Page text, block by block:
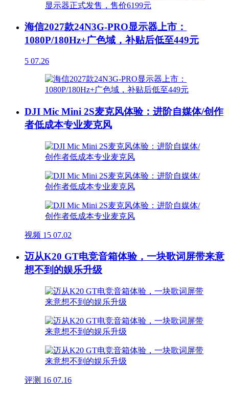
海信2027款24N3G-PRO显示器上市：
1080P/180Hz+广色域，补贴后低至449元
5 07.26
DJI Mic Mini 2S麦克风体验：进阶自媒体/创作
者低成本专业麦克风
视频 15 07.02
迈从K20 GT电竞音箱体验，一块歌词屏带来意
想不到的娱乐升级
评测 16 07.16